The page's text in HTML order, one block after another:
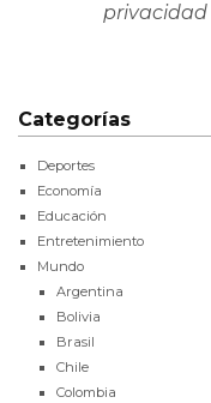
privacidad
Categorías
Deportes
Economía
Educación
Entretenimiento
Mundo
Argentina
Bolivia
Brasil
Chile
Colombia